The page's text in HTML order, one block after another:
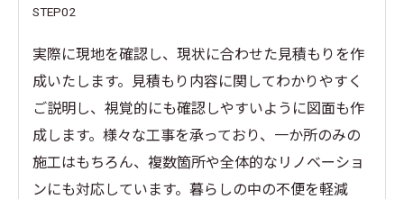
STEP02
実際に現地を確認し、現状に合わせた見積もりを作
成いたします。見積もり内容に関してわかりやすく
ご説明し、視覚的にも確認しやすいように図面も作
成します。様々な工事を承っており、一か所のみの
施工はもちろん、複数箇所や全体的なリノベーショ
ンにも対応しています。暮らしの中の不便を軽減